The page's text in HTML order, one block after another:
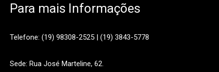
Para mais Informações
Telefone: (19) 98308-2525 | (19) 3843-5778
Sede: Rua José Marteline, 62.